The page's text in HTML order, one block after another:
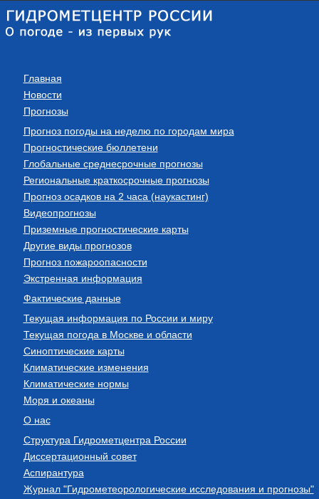
Главная
Новости
Прогнозы
Прогноз погоды на неделю по городам мира
Прогностические бюллетени
Глобальные среднесрочные прогнозы
Региональные краткосрочные прогнозы
Прогноз осадков на 2 часа (наукастинг)
Видеопрогнозы
Приземные прогностические карты
Другие виды прогнозов
Прогноз пожароопасности
Экстренная информация
Фактические данные
Текущая информация по России и миру
Текущая погода в Москве и области
Синоптические карты
Климатические изменения
Климатические нормы
Моря и океаны
О нас
Структура Гидрометцентра России
Диссертационный совет
Аспирантура
Журнал "Гидрометеорологические исследования и прогнозы"